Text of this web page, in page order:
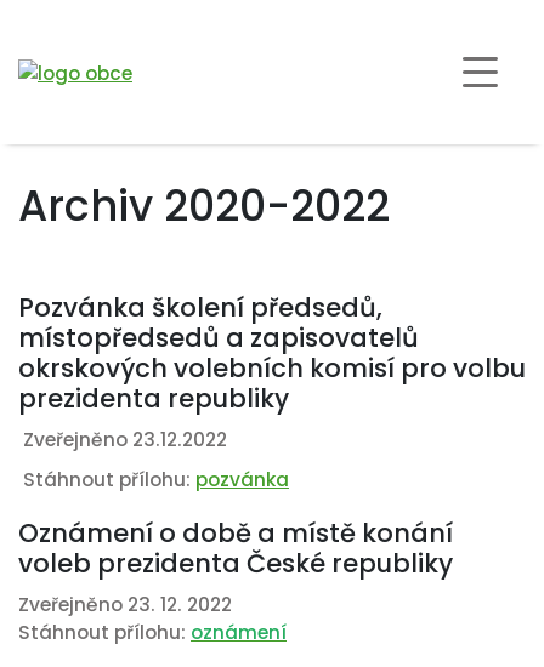
Archiv 2020-2022
Pozvánka školení předsedů,
místopředsedů a zapisovatelů
okrskových volebních komisí pro volbu
prezidenta republiky
Zveřejněno 23.12.2022
Stáhnout přílohu: pozvánka
Oznámení o době a místě konání
voleb prezidenta České republiky
Zveřejněno 23. 12. 2022
Stáhnout přílohu: oznámení